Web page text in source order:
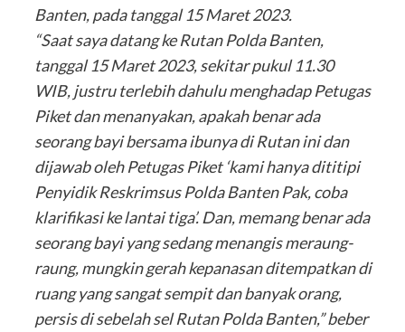
Banten, pada tanggal 15 Maret 2023.
“Saat saya datang ke Rutan Polda Banten,
tanggal 15 Maret 2023, sekitar pukul 11.30
WIB, justru terlebih dahulu menghadap Petugas
Piket dan menanyakan, apakah benar ada
seorang bayi bersama ibunya di Rutan ini dan
dijawab oleh Petugas Piket ‘kami hanya dititipi
Penyidik Reskrimsus Polda Banten Pak, coba
klarifikasi ke lantai tiga’. Dan, memang benar ada
seorang bayi yang sedang menangis meraung-
raung, mungkin gerah kepanasan ditempatkan di
ruang yang sangat sempit dan banyak orang,
persis di sebelah sel Rutan Polda Banten,” beber